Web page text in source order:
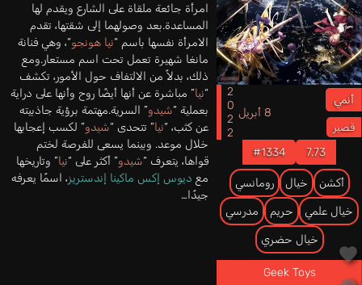
أنمي
قصير
8 أبريل 2022
7.73
#1334
أكشن خيال رومانسي
خيال علمي حريم مدرسي
خيال حضري
Geek Toys
امرأة جائعة ملقاة على الشارع ويقدم لها
المساعدة.بعد وصولهما إلى شقتها، تقدم
الامرأة نفسها باسم “نيا هونجو“، وهي فنانة
مانغا شهيرة تعمل تحت اسم مستعار.ومع
ذلك، بدلاً من الالتفاف حول الأمور، تكشف
“نيا” مباشرة عن أنها أيضًا روح وأنها على دراية
بعملية “شيدو” السرية.مهتمة برؤية جاذبيته
عن كثب، “نيا” تتحدى “شيدو” لكسب إعجابها
خلال موعد. وبينما يسعى للفرصة لختم
قواها، يتعرف “شيدو” أكثر على “نيا” وتاريخها
مع ديوس إكس ماكينا إندستريز، اسمًا يعرفه
جيدًا…